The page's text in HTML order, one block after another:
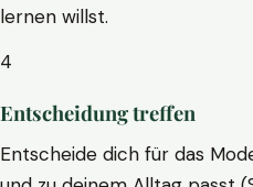
lernen willst.
4
Entscheidung treffen
Entscheide dich für das